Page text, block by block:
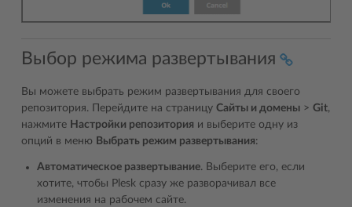
Выбор режима развертывания
Вы можете выбрать режим развертывания для своего
репозитория. Перейдите на страницу Сайты и домены > Git,
нажмите Настройки репозитория и выберите одну из
опций в меню Выбрать режим развертывания:
Автоматическое развертывание. Выберите его, если
хотите, чтобы Plesk сразу же разворачивал все
изменения на рабочем сайте.